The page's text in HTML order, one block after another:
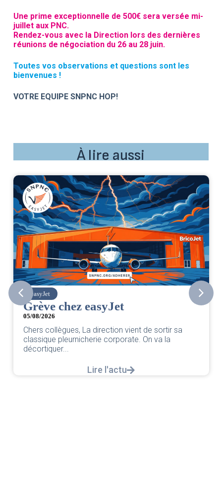
Une prime exceptionnelle de 500€ sera versée mi-
juillet aux PNC.
Rendez-vous avec la Direction lors des dernières
réunions de négociation du 26 au 28 juin.
Toutes vos observations et questions sont les
bienvenues !
VOTRE EQUIPE SNPNC HOP!
À lire aussi
easyJet
Grève chez easyJet
05/08/2026
Chers collègues, La direction vient de sortir sa
classique pleurnicherie corporate. On va la
décortiquer...
Lire l'actu